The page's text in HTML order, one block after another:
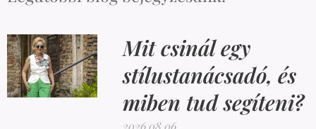
Mit csinál egy
stílustanácsadó, és
miben tud segíteni?
2026.08.06